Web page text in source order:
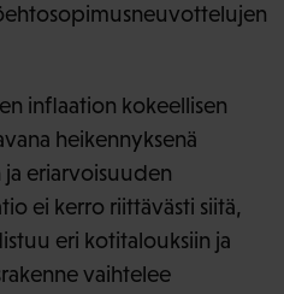
inflaation kokeellisen
heikennyksenä
eriarvoisuuden
ei kerro riittävästi siitä,
eri kotitalouksiin ja
vaihtelee